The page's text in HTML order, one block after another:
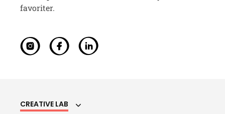
favoriter.
CREATIVE LAB